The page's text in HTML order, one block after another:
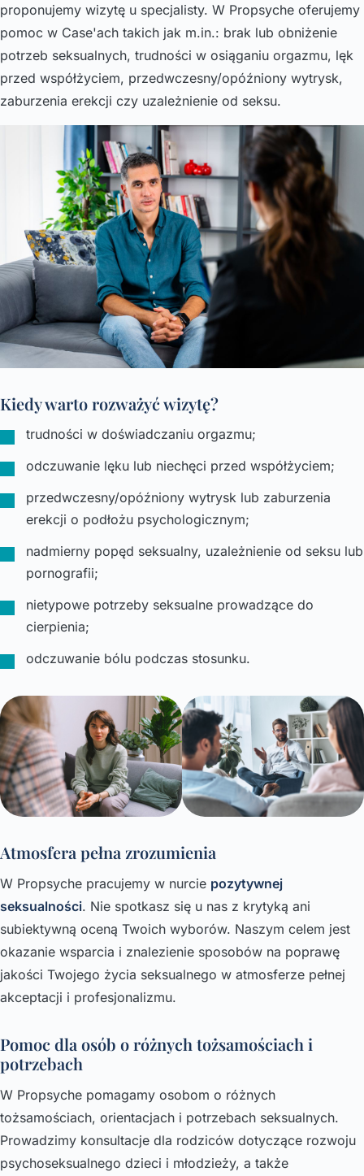
proponujemy wizytę u specjalisty. W Propsyche oferujemy
pomoc w Case'ach takich jak m.in.: brak lub obniżenie
potrzeb seksualnych, trudności w osiąganiu orgazmu, lęk
przed współżyciem, przedwczesny/opóźniony wytrysk,
zaburzenia erekcji czy uzależnienie od seksu.
Kiedy warto rozważyć wizytę?
trudności w doświadczaniu orgazmu;
odczuwanie lęku lub niechęci przed współżyciem;
przedwczesny/opóźniony wytrysk lub zaburzenia
erekcji o podłożu psychologicznym;
nadmierny popęd seksualny, uzależnienie od seksu lub
pornografii;
nietypowe potrzeby seksualne prowadzące do
cierpienia;
odczuwanie bólu podczas stosunku.
Atmosfera pełna zrozumienia
W Propsyche pracujemy w nurcie pozytywnej
seksualności. Nie spotkasz się u nas z krytyką ani
subiektywną oceną Twoich wyborów. Naszym celem jest
okazanie wsparcia i znalezienie sposobów na poprawę
jakości Twojego życia seksualnego w atmosferze pełnej
akceptacji i profesjonalizmu.
Pomoc dla osób o różnych tożsamościach i
potrzebach
W Propsyche pomagamy osobom o różnych
tożsamościach, orientacjach i potrzebach seksualnych.
Prowadzimy konsultacje dla rodziców dotyczące rozwoju
psychoseksualnego dzieci i młodzieży, a także